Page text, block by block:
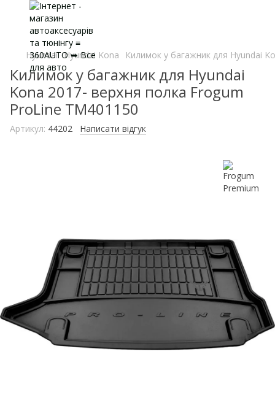
Hyundai Hyundai Kona Килимок у багажник для Hyundai
Килимок у багажник для Hyundai
Kona 2017- верхня полка Frogum
ProLine TM401150
Артикул: 44202 Написати відгук